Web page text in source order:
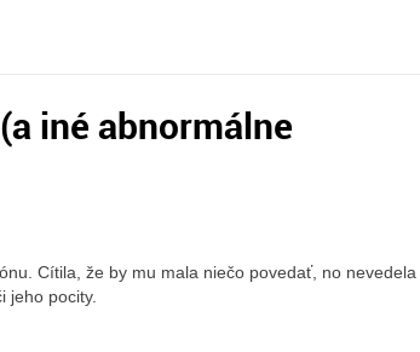
iné abnormálne
Cítila, že by mu mala niečo povedať, no nevedela
jeho pocity.